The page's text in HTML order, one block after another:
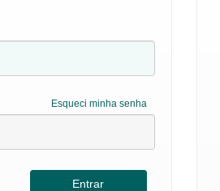
Esqueci minha senha